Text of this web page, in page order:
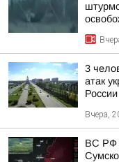
3
атак
России
Вчера,
ВС РФ